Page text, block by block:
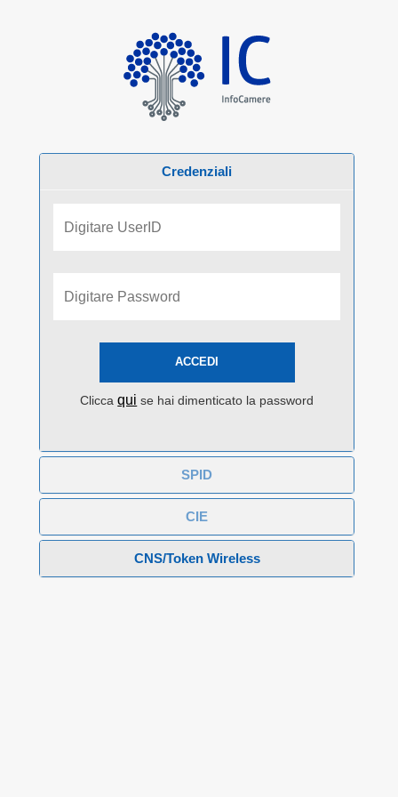
Credenziali
Cliccaqui se hai dimenticato la password
SPID
CIE
CNS/Token Wireless